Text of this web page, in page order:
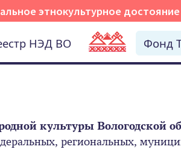
этнокультурное
НЭД ВО Фонд
культуры Вологодской
региональных,